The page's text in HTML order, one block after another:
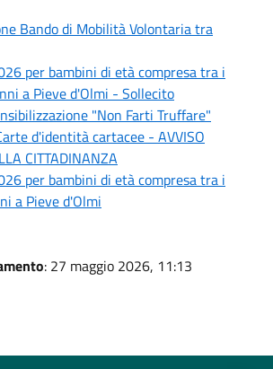
Bando di Mobilità Volontaria tra
per bambini di età compresa tra i
a Pieve d'Olmi - Sollecito
"Non Farti Truffare"
d'identità cartacee - AVVISO
CITTADINANZA
per bambini di età compresa tra i
a Pieve d'Olmi
: 27 maggio 2026, 11:13